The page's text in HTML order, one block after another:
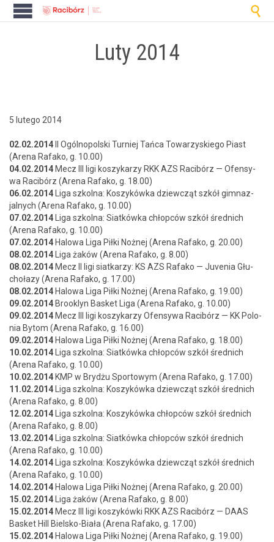

Luty 2014
5 lutego 2014
02.02.2014 II Ogólnopol­s­ki Turniej Tań­ca Towarzyskiego Piast
(Are­na Rafako, g. 10.00)
04.02.2014 Mecz III ligi koszykarzy RKK AZS Racibórz — Ofen­sy­
wa Racibórz (Are­na Rafako, g. 18.00)
06.02.2014 Liga szkol­na: Koszykówka dziew­cząt szkół gim­naz­
jal­nych (Are­na Rafako, g. 10.00)
07.02.2014 Liga szkol­na: Siatkówka chłopców szkół śred­nich
(Are­na Rafako, g. 10.00)
07.02.2014 Halowa Liga Pił­ki Nożnej (Are­na Rafako, g. 20.00)
08.02.2014 Liga żaków (Are­na Rafako, g. 8.00)
08.02.2014 Mecz II ligi siatkarzy: KS AZS Rafako — Juve­nia Głu­
chołazy (Are­na Rafako, g. 17.00)
08.02.2014 Halowa Liga Pił­ki Nożnej (Are­na Rafako, g. 19.00)
09.02.2014 Brook­lyn Bas­ket Liga (Are­na Rafako, g. 10.00)
09.02.2014 Mecz III ligi koszykarzy Ofen­sy­wa Racibórz — KK Polo­
nia Bytom (Are­na Rafako, g. 16.00)
09.02.2014 Halowa Liga Pił­ki Nożnej (Are­na Rafako, g. 18.00)
10.02.2014 Liga szkol­na: Siatkówka chłopców szkół śred­nich
(Are­na Rafako, g. 10.00)
10.02.2014 KMP w Bry­dżu Sportowym (Are­na Rafako, g. 17.00)
11.02.2014 Liga szkol­na: Koszykówka dziew­cząt szkół śred­nich
(Are­na Rafako, g. 8.00)
12.02.2014 Liga szkol­na: Koszykówka chłopców szkół śred­nich
(Are­na Rafako, g. 8.00)
13.02.2014 Liga szkol­na: Siatkówka chłopców szkół śred­nich
(Are­na Rafako, g. 10.00)
14.02.2014 Liga szkol­na: Koszykówka dziew­cząt szkół śred­nich
(Are­na Rafako, g. 10.00)
14.02.2014 Halowa Liga Pił­ki Nożnej (Are­na Rafako, g. 20.00)
15.02.2014 Liga żaków (Are­na Rafako, g. 8.00)
15.02.2014 Mecz III ligi koszyków­ki RKK AZS Racibórz — DAAS
Bas­ket Hill Biel­sko-Biała (Are­na Rafako, g. 17.00)
15.02.2014 Halowa Liga Pił­ki Nożnej (Are­na Rafako, g. 19.00)